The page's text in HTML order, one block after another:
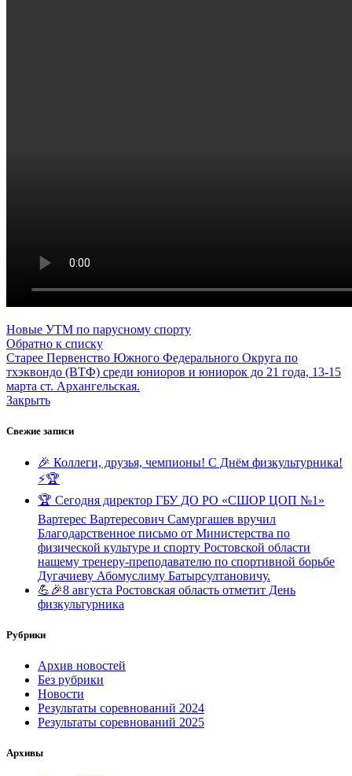
Новые УТМ по парусному спорту
Обратно к списку
Старее Первенство Южного Федерального Округа по
тхэквондо (ВТФ) среди юниоров и юниорок до 21 года, 13-15
марта ст. Архангельская.
Закрыть
Свежие записи
🎉 Коллеги, друзья, чемпионы! С Днём физкультурника!
⚡️🏆
🏆 Сегодня директор ГБУ ДО РО «СШОР ЦОП №1»
Вартерес Вартересович Самургашев вручил
Благодарственное письмо от Министерства по
физической культуре и спорту Ростовской области
нашему тренеру-преподавателю по спортивной борьбе
Дугачиеву Абомуслиму Батырсултановичу.
💪🎉8 августа Ростовская область отметит День
физкультурника
Рубрики
Архив новостей
Без рубрики
Новости
Результаты соревнований 2024
Результаты соревнований 2025
Архивы